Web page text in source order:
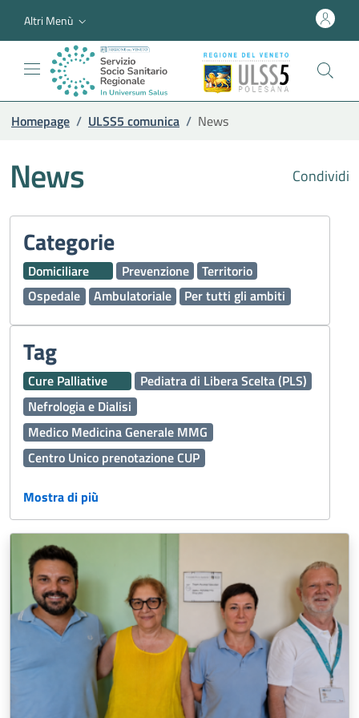
Altri Menù
Homepage / ULSS5 comunica / News
Condividi
News
Categorie
Domiciliare Prevenzione
Territorio
Ospedale
Ambulatoriale Per tutti gli ambiti
Tag
Cure Palliative
Pediatra di Libera Scelta (PLS)
Nefrologia e Dialisi
Medico Medicina Generale MMG
Centro Unico prenotazione CUP
Dermatologia
Percorso Diagnostico Terapeutico Assistenziale PDTA
118
Medicina Generale
Emergenza Sanitaria
Servizi Online
Servizi Distrettuali
Operatori Socio Sanitari OSS
Continuità assistenziale ex Guardia Medica
Presidi Territoriali
Disabilità
Sport
Igiene Alimenti
Prenotazioni
Fascicolo Sanitario Elettronico FSE
Mostra di più